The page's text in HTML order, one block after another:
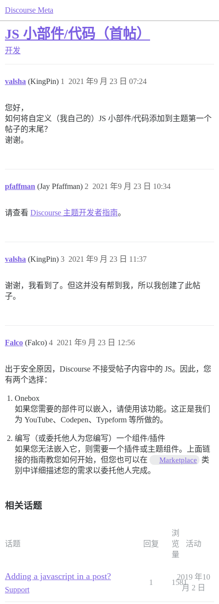
Discourse Meta
JS 小部件/代码（首帖）
开发
valsha (KingPin) 2021 年9 月 23 日 07:24
1
您好，
如何将自定义（我自己的）JS 小部件/代码添加到主题第一个
帖子的末尾？
谢谢。
pfaffman (Jay Pfaffman) 2021 年9 月 23 日 10:34
2
请查看 Discourse 主题开发者指南。
valsha (KingPin) 2021 年9 月 23 日 11:37
3
谢谢，我看到了。但这并没有帮到我，所以我创建了此帖
子。
Falco (Falco) 2021 年9 月 23 日 12:56
4
出于安全原因，Discourse 不接受帖子内容中的 JS。因此，您
有两个选择：
Onebox
如果您需要的部件可以嵌入，请使用该功能。这正是我们
为 YouTube、Codepen、Typeform 等所做的。
编写（或委托他人为您编写）一个组件/插件
如果您无法嵌入它，则需要一个插件或主题组件。上面链
接的指南教您如何开始，但您也可以在
Marketplace
类
别中详细描述您的需求以委托他人完成。
相关话题
话题 回复
浏
览
量
活动
Adding a javascript in a post?
Support
1 1581
2019 年10
月 2 日